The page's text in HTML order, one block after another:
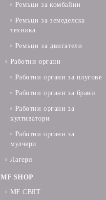
Ремъци за комбайни
Ремъци за земеделска
техника
Ремъци за двигатели
Работни органи
Работни органи за плугове
Работни органи за брани
Работни органи за
култиватори
Работни органи за
мулчери
Лагери
MF SHOP
MF СВЯТ